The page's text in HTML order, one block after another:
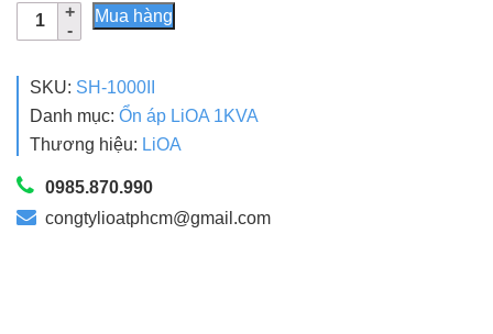
Ổn
Áp
1KVA
SH-
1000II
Dải
130V
Chính
Hãng
Mua hàng
SKU: SH-1000II
Danh mục: Ổn áp LiOA 1KVA
Thương hiệu: LiOA
0985.870.990
congtylioatphcm@gmail.com